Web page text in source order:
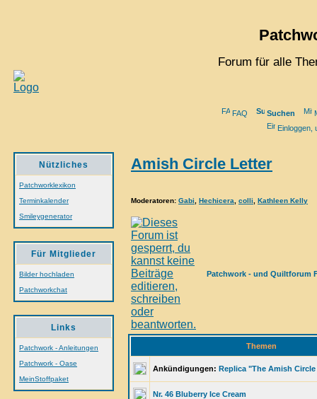
Forum für alle
FAQ Suchen
Einloggen,
Nützliches
Patchworklexikon
Terminkalender
Smileygenerator
Für Mitglieder
Bilder hochladen
Patchworkchat
Links
Patchwork - Anleitungen
Patchwork - Oase
MeinStoffpaket
Amish Circle Letter
Moderatoren: Gabi Hechicera colli Kathleen Kelly
Patchwork - und Quiltforum
Themen
Ankündigungen: Replica "The Amish
Nr. 46 Bluberry Ice Cream